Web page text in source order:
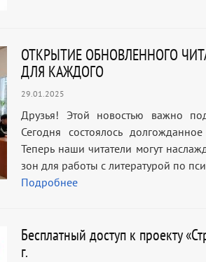
ОТКРЫТИЕ ОБНОВЛЕННОГО
ДЛЯ КАЖДОГО
29.01.2025
Друзья! Этой новостью важно
Сегодня состоялось
Теперь наши читатели могут
зон для работы с литературой по
Подробнее
Бесплатный доступ к проекту
г.